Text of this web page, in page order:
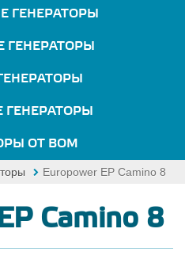
ГЕНЕРАТОРЫ
ГЕНЕРАТОРЫ
ГЕНЕРАТОРЫ
ОТ ВОМ
Europower EP Camino 8
Camino 8